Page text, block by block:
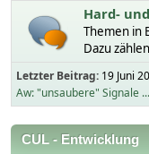
Hard-
Themen in
Dazu
Letzter Beitrag: 19 Juni
Aw: "unsaubere" Signale ...
CUL - Entwicklung